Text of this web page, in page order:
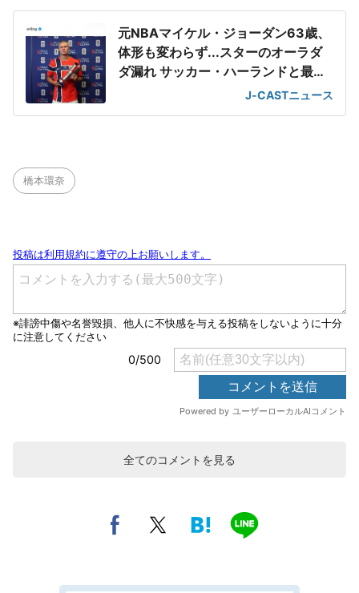
元NBAマイケル・ジョーダン63歳、
体形も変わらず...スターのオーラダ
ダ漏れ サッカー・ハーランドと最強
J-CASTニュース
橋本環奈
全てのコメントを見る